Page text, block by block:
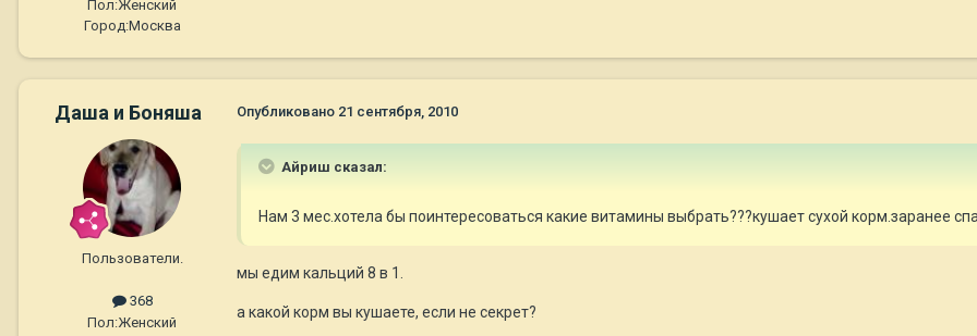
Пол:Женский
Город:Москва
Даша и Боняша
Пользователи.
368
Пол:Женский
Опубликовано 21 сентября, 2010
Айриш сказал:
Нам 3 мес.хотела бы поинтересоваться какие витамины выбрать???кушает сухой корм.заранее
мы едим кальций 8 в 1.
а какой корм вы кушаете, если не секрет?